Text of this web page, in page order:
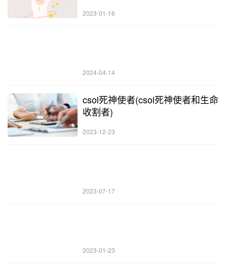
2023-01-16
2024-04-14
csol死神使者(csol死神使者和生命
收割者)
2023-12-23
2023-07-17
2023-01-23